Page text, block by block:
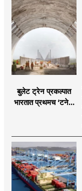
बुलेट ट्रेन प्रकल्पात
भारतात प्रथमच ‘टनेल
आवाजावर
नियंत्रण;प्रवास अधिक
सुरक्षित व आरामदायी
होणार